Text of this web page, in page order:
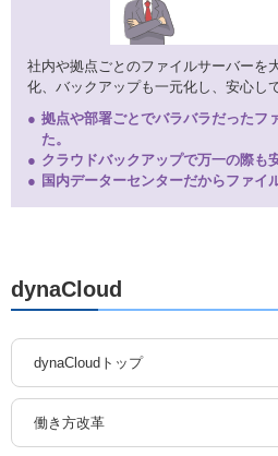
社内や拠点ごとのファイルサーバーを
化、バックアップも一元化し、安心し
拠点や部署ごとでバラバラだったフ
た。
クラウドバックアップで万一の際も
国内データーセンターだからファイ
dynaCloud
dynaCloudトップ
働き方改革